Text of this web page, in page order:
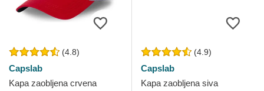
(4.8)
Capslab
Kapa zaobljena crvena
(4.9)
Capslab
Kapa zaobljena siva